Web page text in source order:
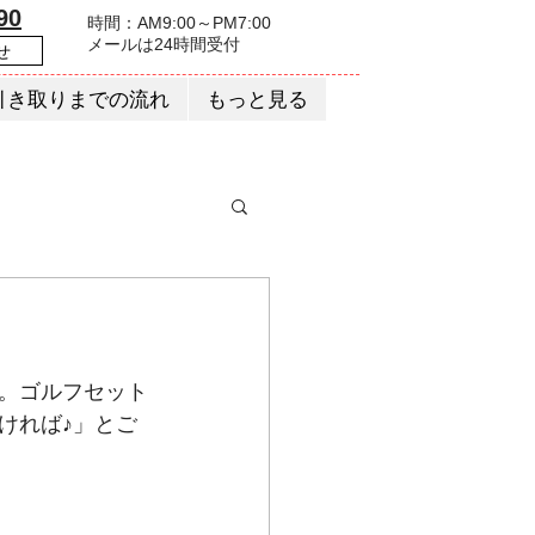
時間：AM9:00～PM7:00
​メールは24時間受付
き取りまでの流れ もっと見る
ゴルフセット
れば♪」とご